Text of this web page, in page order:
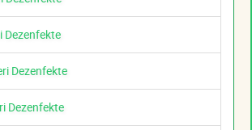
Dezenfekte
Dezenfekte
Dezenfekte